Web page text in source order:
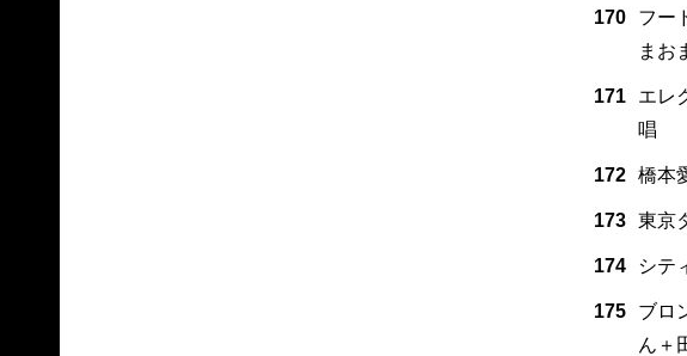
170
フー
まお
171
エレ
唱
172 橋本
173 東京
174 シテ
175
ブロ
ん＋